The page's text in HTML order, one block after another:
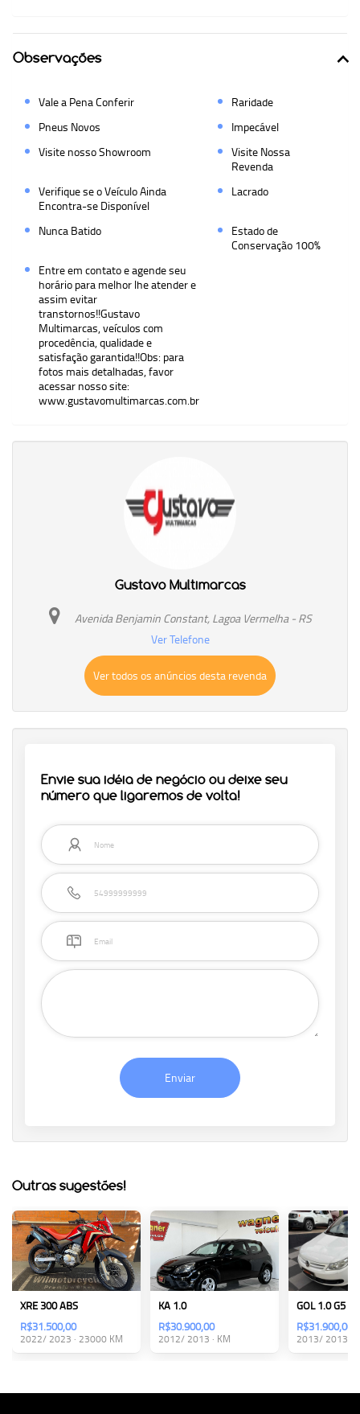
Observações
Vale a Pena Conferir
Raridade
Pneus Novos
Impecável
Visite nosso Showroom
Visite Nossa
Revenda
Verifique se o Veí­culo Ainda
Encontra-se Disponível
Lacrado
Nunca Batido
Estado de
Conservação 100%
Entre em contato e agende seu
horário para melhor lhe atender e
assim evitar
transtornos!!Gustavo
Multimarcas, veículos com
procedência, qualidade e
satisfação garantida!!Obs: para
fotos mais detalhadas, favor
acessar nosso site:
www.gustavomultimarcas.com.br
Gustavo Multimarcas
Avenida Benjamin Constant, Lagoa Vermelha - RS
Ver Telefone
Ver todos os anúncios desta revenda
Envie sua idéia de negócio ou deixe seu
número que ligaremos de volta!
Enviar
Outras sugestões!
XRE 300 ABS
R$31.500,00
2022/ 2023 · 23000 KM
KA 1.0
R$30.900,00
2012/ 2013 · KM
GOL 1.0 G5
R$31.900,00
2013/ 2013 ·